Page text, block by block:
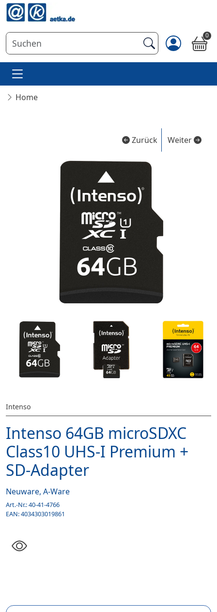
0
Home
Zurück Weiter
Intenso
Intenso 64GB microSDXC
Class10 UHS-I Premium +
SD-Adapter
Neuware, A-Ware
Art.-Nr.:40-41-4766
EAN:4034303019861